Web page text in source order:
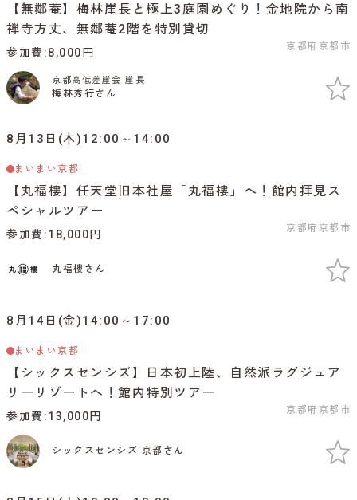
【無鄰菴】梅林崖長と極上3庭園めぐり！金地院から南
禅寺方丈、無鄰菴2階を特別貸切
京都府京都市
参加費 8,000円
京都高低差崖会 崖長
梅林秀行さん
8月13日(木)12:00～14:00
まいまい京都
【丸福樓】任天堂旧本社屋「丸福樓」へ！館内拝見ス
ペシャルツアー
京都府京都市
参加費 18,000円
丸福樓さん
8月14日(金)14:00～17:00
まいまい京都
【シックスセンシズ】日本初上陸、自然派ラグジュア
リーリゾートへ！館内特別ツアー
京都府京都市
参加費 13,000円
シックスセンシズ 京都さん